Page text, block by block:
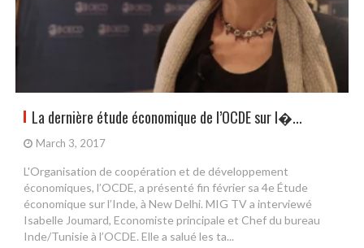
La dernière étude économique de l’OCDE sur l�...
March 3, 2017
L'Organisation de coopération et de développement
économiques, l’OCDE, a présenté fin février sa 4e Étude
économique sur l’Inde, à New Delhi. MIG TV a interviewé
Isabelle Joumard, Economiste principale et Chef du bureau
Inde/Tunisie à l’OCDE. Elle a salué les ta...